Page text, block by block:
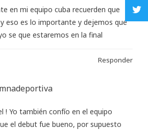
en mi equipo cuba recuerden que
eso es lo importante y dejemos que
se que estaremos en la final
Responder
! Yo también confío en el equipo
el debut fue bueno, por supuesto